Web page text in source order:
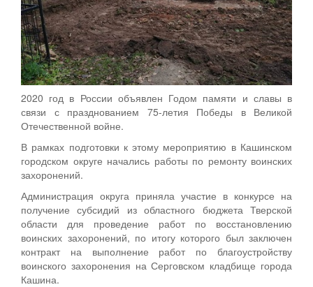
2020 год в России объявлен Годом памяти и славы в
связи с празднованием 75-летия Победы в Великой
Отечественной войне.
В рамках подготовки к этому мероприятию в Кашинском
городском округе начались работы по ремонту воинских
захоронений.
Администрация округа приняла участие в конкурсе на
получение субсидий из областного бюджета Тверской
области для проведение работ по восстановлению
воинских захоронений, по итогу которого был заключен
контракт на выполнение работ по благоустройству
воинского захоронения на Серговском кладбище города
Кашина.